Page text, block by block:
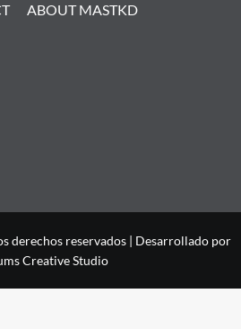
ABOUT MASTKD